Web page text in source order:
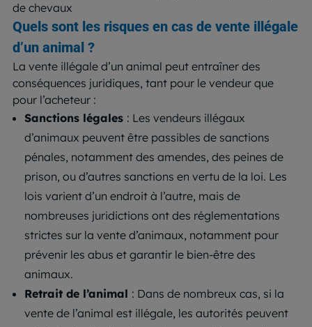
de chevaux
Quels sont les risques en cas de vente illégale
d’un animal ?
La vente illégale d’un animal peut entraîner des
conséquences juridiques, tant pour le vendeur que
pour l’acheteur :
Sanctions légales : Les vendeurs illégaux
d’animaux peuvent être passibles de sanctions
pénales, notamment des amendes, des peines de
prison, ou d’autres sanctions en vertu de la loi. Les
lois varient d’un endroit à l’autre, mais de
nombreuses juridictions ont des réglementations
strictes sur la vente d’animaux, notamment pour
prévenir les abus et garantir le bien-être des
animaux.
Retrait de l’animal : Dans de nombreux cas, si la
vente de l’animal est illégale, les autorités peuvent